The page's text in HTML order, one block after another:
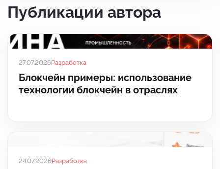
Публикации автора
27.07.2026Разработка
Блокчейн примеры: использование
технологии блокчейн в отраслях
24.07.2026Разработка